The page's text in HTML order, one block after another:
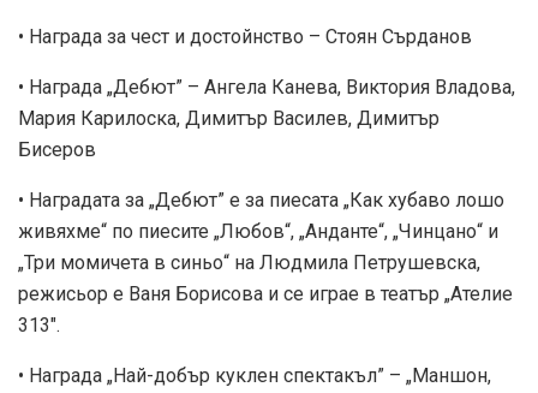
• Награда за чест и достойнство – Стоян Сърданов
• Награда „Дебют” – Ангела Канева, Виктория Владова,
Мария Карилоска, Димитър Василев, Димитър
Бисеров
• Наградата за „Дебют” е за пиесата „Как хубаво лошо
живяхме“ пo пиесите „Любов“, „Анданте“, „Чинцано“ и
„Три момичета в синьо“ на Людмила Петрушевска,
режисьор е Ваня Борисова и се играе в театър „Ателие
313″.
• Награда „Най-добър куклен спектакъл” – „Маншон,